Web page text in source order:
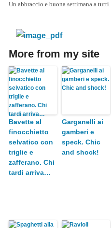
Un abbraccio e buona settimana a tutti.
More from my site
Bavette al
finocchietto
selvatico con
triglie e
zafferano. Chi
tardi arriva…
Garganelli ai
gamberi e
speck. Chic
and shock!